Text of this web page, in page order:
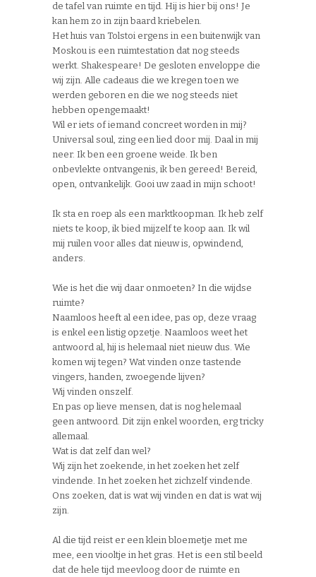
de tafel van ruimte en tijd. Hij is hier bij ons! Je
kan hem zo in zijn baard kriebelen.
Het huis van Tolstoi ergens in een buitenwijk van
Moskou is een ruimtestation dat nog steeds
werkt. Shakespeare! De gesloten enveloppe die
wij zijn. Alle cadeaus die we kregen toen we
werden geboren en die we nog steeds niet
hebben opengemaakt!
Wil er iets of iemand concreet worden in mij?
Universal soul, zing een lied door mij. Daal in mij
neer. Ik ben een groene weide. Ik ben
onbevlekte ontvangenis, ik ben gereed! Bereid,
open, ontvankelijk. Gooi uw zaad in mijn schoot!
Ik sta en roep als een marktkoopman. Ik heb zelf
niets te koop, ik bied mijzelf te koop aan. Ik wil
mij ruilen voor alles dat nieuw is, opwindend,
anders.
Wie is het die wij daar onmoeten? In die wijdse
ruimte?
Naamloos heeft al een idee, pas op, deze vraag
is enkel een listig opzetje. Naamloos weet het
antwoord al, hij is helemaal niet nieuw dus. Wie
komen wij tegen? Wat vinden onze tastende
vingers, handen, zwoegende lijven?
Wij vinden onszelf.
En pas op lieve mensen, dat is nog helemaal
geen antwoord. Dit zijn enkel woorden, erg tricky
allemaal.
Wat is dat zelf dan wel?
Wij zijn het zoekende, in het zoeken het zelf
vindende. In het zoeken het zichzelf vindende.
Ons zoeken, dat is wat wij vinden en dat is wat wij
zijn.
Al die tijd reist er een klein bloemetje met me
mee, een viooltje in het gras. Het is een stil beeld
dat de hele tijd meevloog door de ruimte en